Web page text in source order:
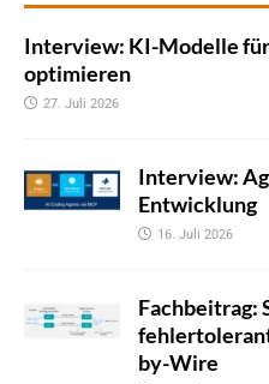
Interview: KI-Modelle
optimieren
27. Juli 2026
Interview:
Entwicklung
16. Juli 2026
by-Wire